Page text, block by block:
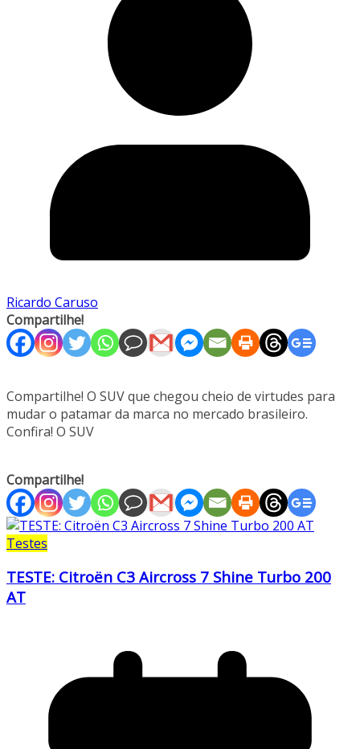
Ricardo Caruso
Compartilhe!
Compartilhe! O SUV que chegou cheio de virtudes para
mudar o patamar da marca no mercado brasileiro.
Confira! O SUV
Compartilhe!
Testes
TESTE: Citroën C3 Aircross 7 Shine Turbo 200
AT